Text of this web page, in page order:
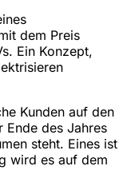
dem Preis
Ein Konzept,
Kunden auf den
Ende des Jahres
steht. Eines ist
wird es auf dem